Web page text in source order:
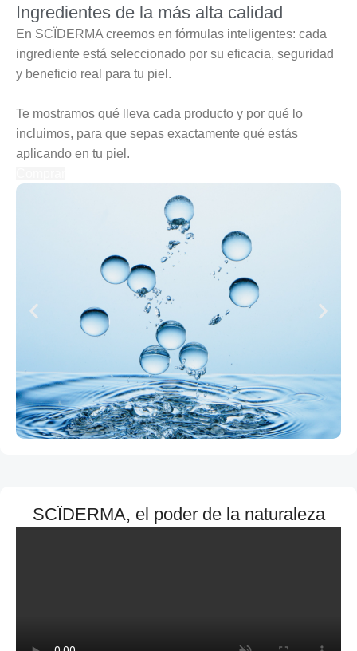
Ingredientes de la más alta calidad
En SCÏDERMA creemos en fórmulas inteligentes: cada
ingrediente está seleccionado por su eficacia, seguridad
y beneficio real para tu piel.
Te mostramos qué lleva cada producto y por qué lo
incluimos, para que sepas exactamente qué estás
aplicando en tu piel.
SCÏDERMA, el poder de la naturaleza